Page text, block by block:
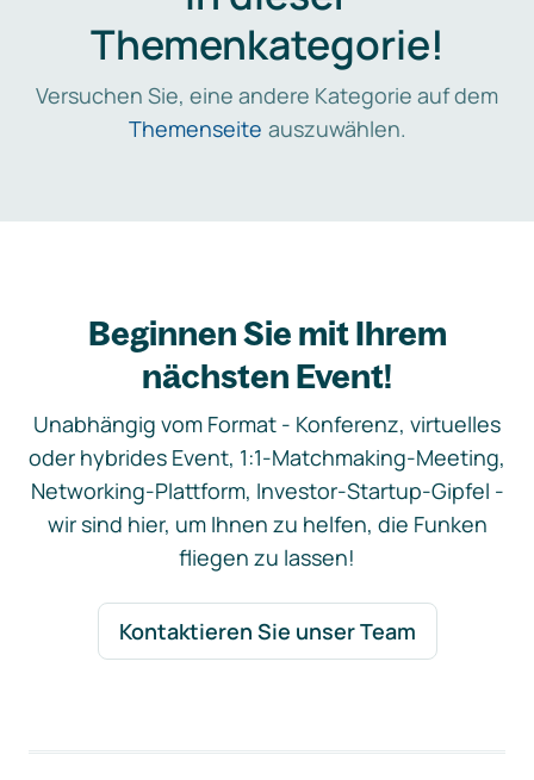
Themenkategorie!
Versuchen Sie, eine andere Kategorie auf dem
Themenseite auszuwählen.
Beginnen Sie mit Ihrem
nächsten Event!
Unabhängig vom Format - Konferenz, virtuelles
oder hybrides Event, 1:1-Matchmaking-Meeting,
Networking-Plattform, Investor-Startup-Gipfel -
wir sind hier, um Ihnen zu helfen, die Funken
fliegen zu lassen!
Kontaktieren Sie unser Team